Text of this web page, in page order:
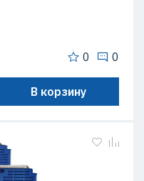
0 0
В корзину